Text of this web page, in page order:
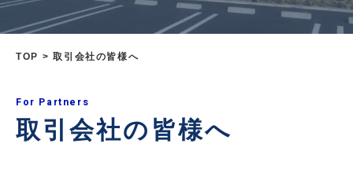
TOP 取引会社の皆様へ
For Partners
取引会社の皆様へ